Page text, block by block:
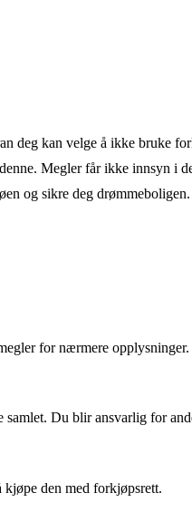
deg kan velge å ikke bruke
Megler får ikke innsyn i
og sikre deg drømmeboligen.
for nærmere opplysninger.
Du blir ansvarlig for
den med forkjøpsrett.